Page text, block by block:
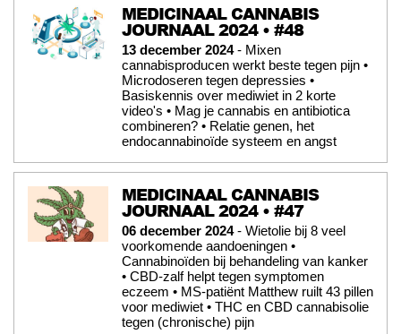
MEDICINAAL CANNABIS
JOURNAAL 2024 • #48
13 december 2024- Mixen
cannabisproducen werkt beste tegen pijn •
Microdoseren tegen depressies •
Basiskennis over mediwiet in 2 korte
video's • Mag je cannabis en antibiotica
combineren? • Relatie genen, het
endocannabinoïde systeem en angst
MEDICINAAL CANNABIS
JOURNAAL 2024 • #47
06 december 2024- Wietolie bij 8 veel
voorkomende aandoeningen •
Cannabinoïden bij behandeling van kanker
• CBD-zalf helpt tegen symptomen
eczeem • MS-patiënt Matthew ruilt 43 pillen
voor mediwiet • THC en CBD cannabisolie
tegen (chronische) pijn